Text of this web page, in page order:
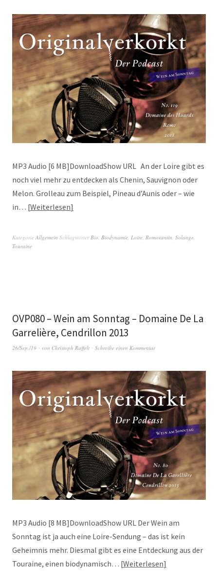
MP3 Audio [6 MB]DownloadShow URL An der Loire gibt es
noch viel mehr zu entdecken als Chenin, Sauvignon oder
Melon. Grolleau zum Beispiel, Pineau d’Aunis oder – wie
in… Weiterlesen
Kategorie Allgemein SchlagwörterBio, Biodynamie, Loire, Romorantin, Solange,
Touraine
OVP080 – Wein am Sonntag – Domaine De La
Garrelière, Cendrillon 2013
26/Sep./19 von Christoph Raffelt Schreibe einen Kommentar
MP3 Audio [8 MB]DownloadShow URL Der Wein am
Sonntag ist ja auch eine Loire-Sendung – das ist kein
Geheimnis mehr. Diesmal gibt es eine Entdeckung aus der
Touraine, einen biodynamisch… Weiterlesen